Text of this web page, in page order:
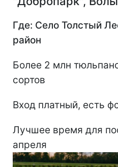
Где: Село Толстый
район
Более 2 млн
сортов
Вход платный, есть
Лучшее время для
апреля